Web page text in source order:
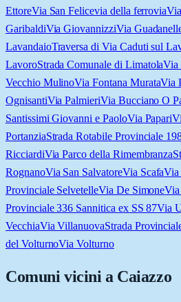
EttoreVia San Felicevia della ferrovia
GaribaldiVia GiovannizziVia
LavandaioTraversa di Via Caduti sul
LavoroStrada Comunale di LimatolaVia
Vecchio MulinoVia Fontana MurataVia
OgnisantiVia PalmieriVia Bucciano O
Santissimi Giovanni e PaoloVia Papari
PortanziaStrada Rotabile Provinciale
RicciardiVia Parco della Rimembranza
RognanoVia San SalvatoreVia ScafaVia
Provinciale SelvetelleVia De SimoneVia
Provinciale 336 Sannitica ex SS 87Via
VecchiaVia VillanuovaStrada
del VolturnoVia Volturno
Comuni vicini a Caiazzo